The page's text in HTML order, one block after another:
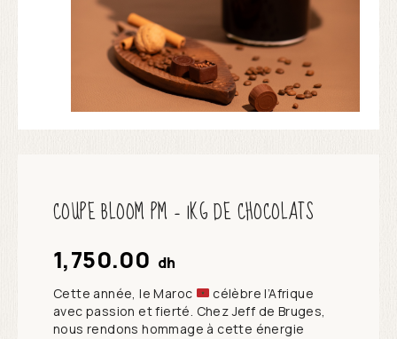
COUPE BLOOM PM – 1KG DE CHOCOLATS
1,750.00 dh
Cette année, le Maroc
célèbre l’Afrique
avec passion et fierté. Chez Jeff de Bruges,
nous rendons hommage à cette énergie